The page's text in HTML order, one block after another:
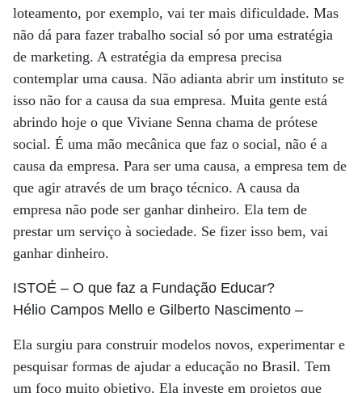
loteamento, por exemplo, vai ter mais dificuldade. Mas
não dá para fazer trabalho social só por uma estratégia
de marketing. A estratégia da empresa precisa
contemplar uma causa. Não adianta abrir um instituto se
isso não for a causa da sua empresa. Muita gente está
abrindo hoje o que Viviane Senna chama de prótese
social. É uma mão mecânica que faz o social, não é a
causa da empresa. Para ser uma causa, a empresa tem de
que agir através de um braço técnico. A causa da
empresa não pode ser ganhar dinheiro. Ela tem de
prestar um serviço à sociedade. Se fizer isso bem, vai
ganhar dinheiro.
ISTOÉ – O que faz a Fundação Educar?
Hélio Campos Mello e Gilberto Nascimento –
Ela surgiu para construir modelos novos, experimentar e
pesquisar formas de ajudar a educação no Brasil. Tem
um foco muito objetivo. Ela investe em projetos que